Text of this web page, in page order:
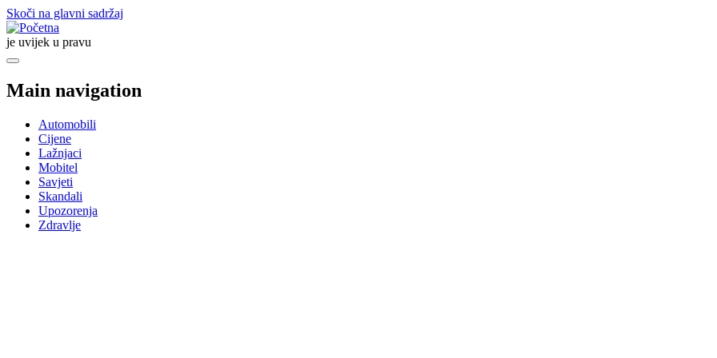
Skoči na glavni sadržaj
je uvijek u pravu
Main navigation
Automobili
Cijene
Lažnjaci
Mobitel
Savjeti
Skandali
Upozorenja
Zdravlje